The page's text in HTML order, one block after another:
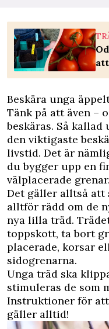
Beskära unga
Tänk på att även –
beskäras. Så
den viktigaste
livstid. Det är
du bygger upp en
välplacerade grenar.
Det gäller alltså att
alltför rädd om de
nya lilla träd.
toppskott, ta bort
placerade, korsar
sidogrenarna.
Unga träd ska
stimuleras de som
Instruktioner för
gäller alltid!